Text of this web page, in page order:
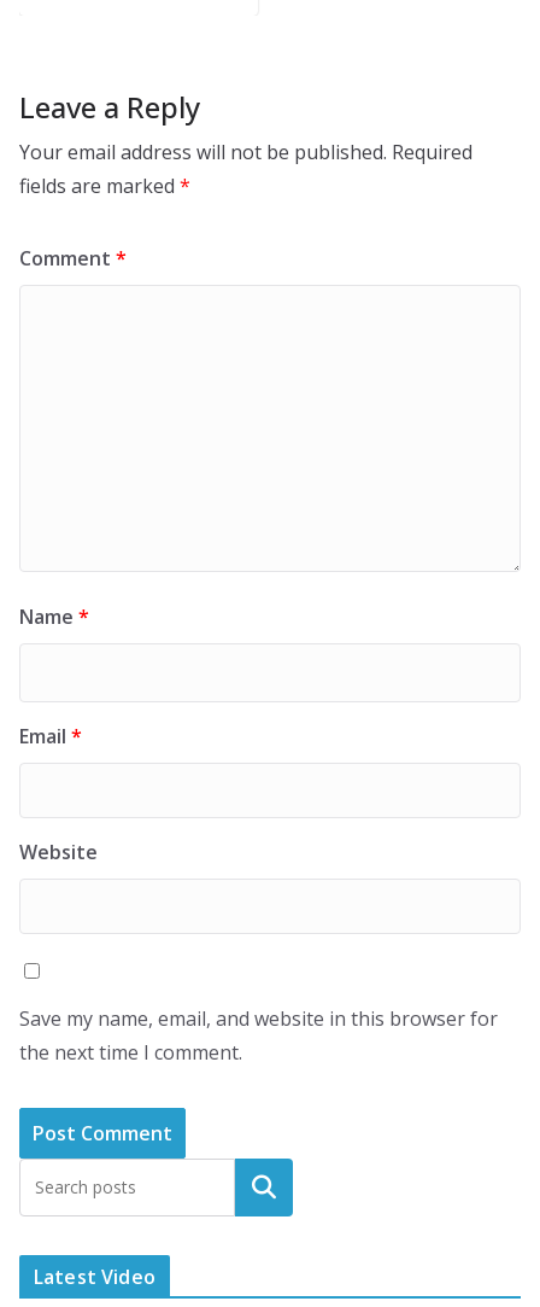
Leave a Reply
Your email address will not be published. Required
fields are marked *
Comment *
Name *
Email *
Website
Save my name, email, and website in this browser for
the next time I comment.
Latest Video